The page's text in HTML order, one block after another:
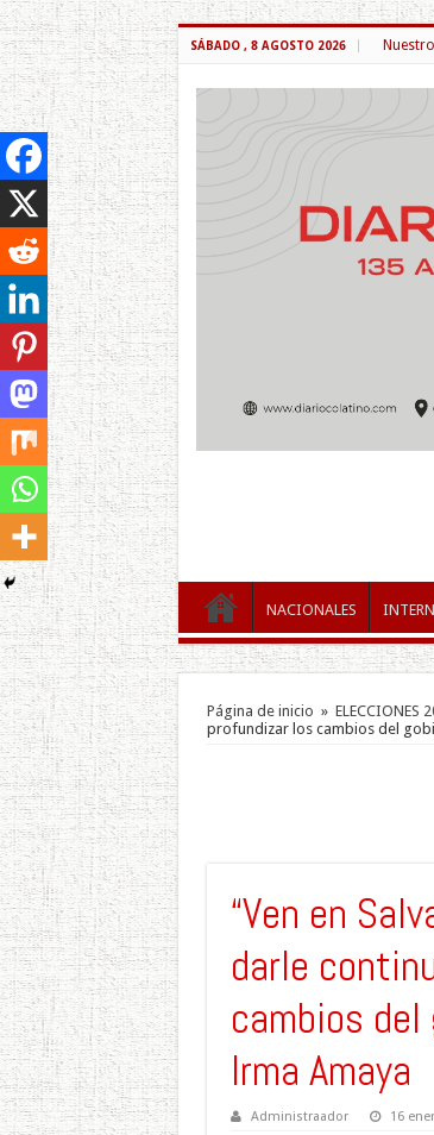
SÁBADO , 8 AGOSTO 2026
NACIONALES
Página de inicio » ELECCIONES
profundizar los cambios del
“Ven en
darle
cambios del
Irma Amaya
Administraador 16